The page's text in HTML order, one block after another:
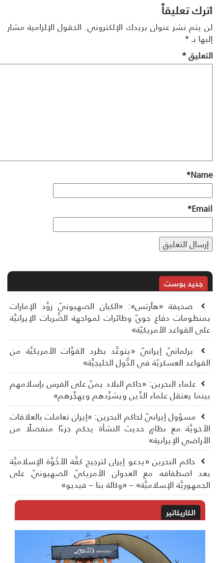
تعليقاً
يتم نشر عنوان بريدك الإلكتروني. الحقول الإلزامية مشار
بـ*
*
*
*
جديد بوست
صحيفة «هآرتس»: «الكيان الصهيونيّ زوَّد الإمارات
دفاع جويّ وطائرات لمواجهة الضَّربات الإيرانيَّة
القواعد الأمريكيّة»
برلمانيّ إيرانيّ «يتوعَّد بطرد القوَّات الأمريكيَّة من
العسكريّة في الدُّول الخليجيَّة»
علماء البحرين: «حاكم البلاد يمنّ على الفرس بإسلامهم
يعتقل علماء الدِّين ويشرِّدهم ويهجِّرهم»
مسؤول إيرانيّ لحاكم البحرين: «إيران تعاملت بالعلاقات
مع نظامٍ حديث النشأة يحكم جزءًا منفصلًا من
الإيرانية»
حاكم البحرين «يدعو إيران لترجيح كفَّة الأخُوَّة الإسلاميَّة
اصطفافه مع العدوان الأمريكيّ الصهيونيّ على
الإسلاميَّة» – «وكالة بنا – فيديو»
الكاريكاتير